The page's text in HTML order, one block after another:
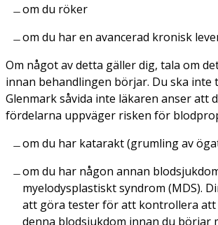
om du röker
om du har en avancerad kronisk
Om något av detta gäller dig, tala om
innan behandlingen börjar. Du ska inte
Glenmark såvida inte läkaren anser att
fördelarna uppväger risken för
om du har katarakt (grumling av
om du har någon annan
myelodysplastiskt syndrom (MDS).
att göra tester för att kontrollera att
denna blodsjukdom innan du börjar